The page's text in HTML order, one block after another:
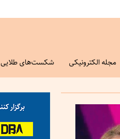
مجله الکترونیکی شکست‌های طلایی